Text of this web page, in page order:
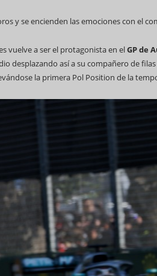
y se encienden las emociones con el
vuelve a ser el protagonista en elGP de
desplazando así a su compañero de
la primera Pol Position de la